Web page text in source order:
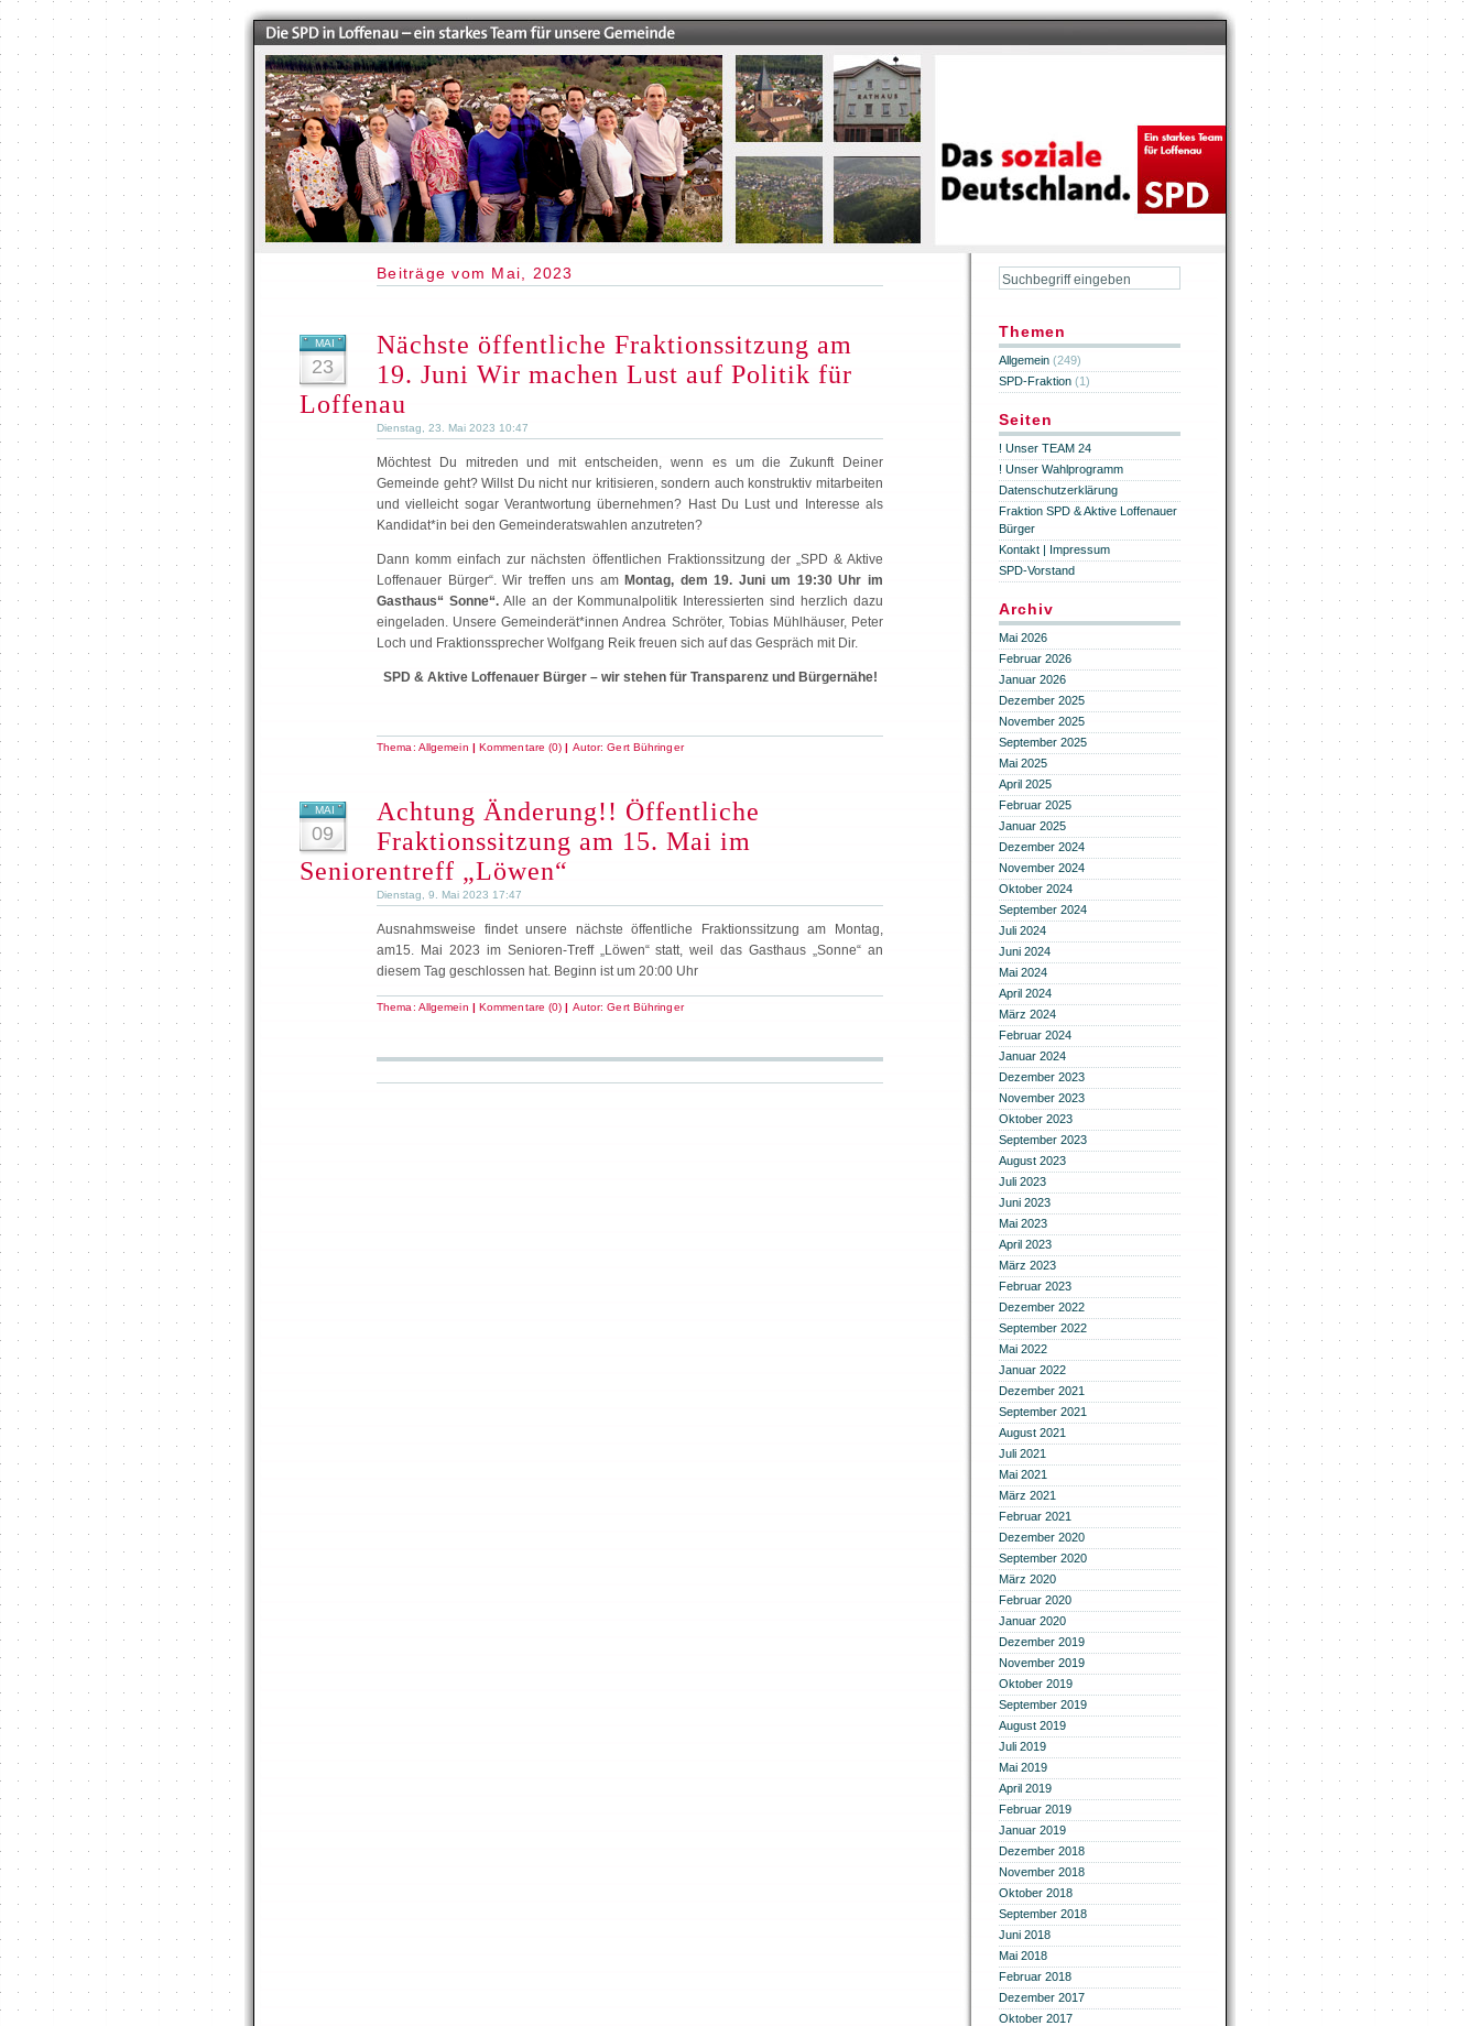
Beiträge vom Mai, 2023
MAI
23
Nächste öffentliche Fraktionssitzung am
19. Juni Wir machen Lust auf Politik für
Loffenau
Dienstag, 23. Mai 2023 10:47
Möchtest Du mitreden und mit entscheiden, wenn es um die Zukunft Deiner
Gemeinde geht? Willst Du nicht nur kritisieren, sondern auch konstruktiv mitarbeiten
und vielleicht sogar Verantwortung übernehmen? Hast Du Lust und Interesse als
Kandidat*in bei den Gemeinderatswahlen anzutreten?
Dann komm einfach zur nächsten öffentlichen Fraktionssitzung der „SPD & Aktive
Loffenauer Bürger“. Wir treffen uns am Montag, dem 19. Juni um 19:30 Uhr im
Gasthaus“ Sonne“.Alle an der Kommunalpolitik Interessierten sind herzlich dazu
eingeladen. Unsere Gemeinderät*innen Andrea Schröter, Tobias Mühlhäuser, Peter
Loch und Fraktionssprecher Wolfgang Reik freuen sich auf das Gespräch mit Dir.
SPD & Aktive Loffenauer Bürger – wir stehen für Transparenz und Bürgernähe!
Thema: Allgemein | Kommentare (0) | Autor:Gert Bühringer
MAI
09
Achtung Änderung!! Öffentliche
Fraktionssitzung am 15. Mai im
Seniorentreff „Löwen“
Dienstag, 9. Mai 2023 17:47
Ausnahmsweise findet unsere nächste öffentliche Fraktionssitzung am Montag,
am15. Mai 2023 im Senioren-Treff „Löwen“ statt, weil das Gasthaus „Sonne“ an
diesem Tag geschlossen hat. Beginn ist um 20:00 Uhr
Thema: Allgemein | Kommentare (0) | Autor:Gert Bühringer
Themen
Allgemein (249)
SPD-Fraktion (1)
Seiten
! Unser TEAM 24
! Unser Wahlprogramm
Datenschutzerklärung
Fraktion SPD & Aktive Loffenauer
Bürger
Kontakt | Impressum
SPD-Vorstand
Archiv
Mai 2026
Februar 2026
Januar 2026
Dezember 2025
November 2025
September 2025
Mai 2025
April 2025
Februar 2025
Januar 2025
Dezember 2024
November 2024
Oktober 2024
September 2024
Juli 2024
Juni 2024
Mai 2024
April 2024
März 2024
Februar 2024
Januar 2024
Dezember 2023
November 2023
Oktober 2023
September 2023
August 2023
Juli 2023
Juni 2023
Mai 2023
April 2023
März 2023
Februar 2023
Dezember 2022
September 2022
Mai 2022
Januar 2022
Dezember 2021
September 2021
August 2021
Juli 2021
Mai 2021
März 2021
Februar 2021
Dezember 2020
September 2020
März 2020
Februar 2020
Januar 2020
Dezember 2019
November 2019
Oktober 2019
September 2019
August 2019
Juli 2019
Mai 2019
April 2019
Februar 2019
Januar 2019
Dezember 2018
November 2018
Oktober 2018
September 2018
Juni 2018
Mai 2018
Februar 2018
Dezember 2017
Oktober 2017